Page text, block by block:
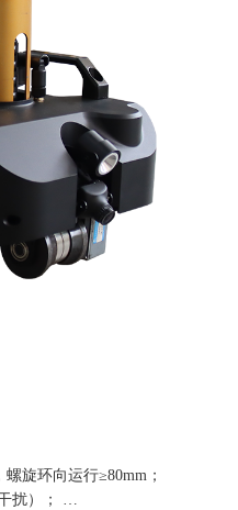
旋环向运行≥80mm；
扰）；